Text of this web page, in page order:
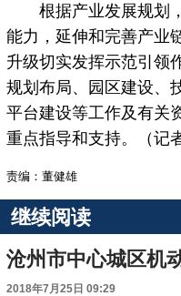
根据产业发展规划，
能力，延伸和完善产业
升级切实发挥示范引领
规划布局、园区建设、
平台建设等工作及有关
重点指导和支持。（记
责编：董健雄
继续阅读
沧州市中心城区机
2018年7月25日 09:29